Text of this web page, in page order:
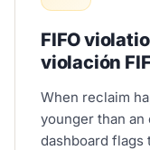
FIFO
violación
When reclaim
younger than
dashboard